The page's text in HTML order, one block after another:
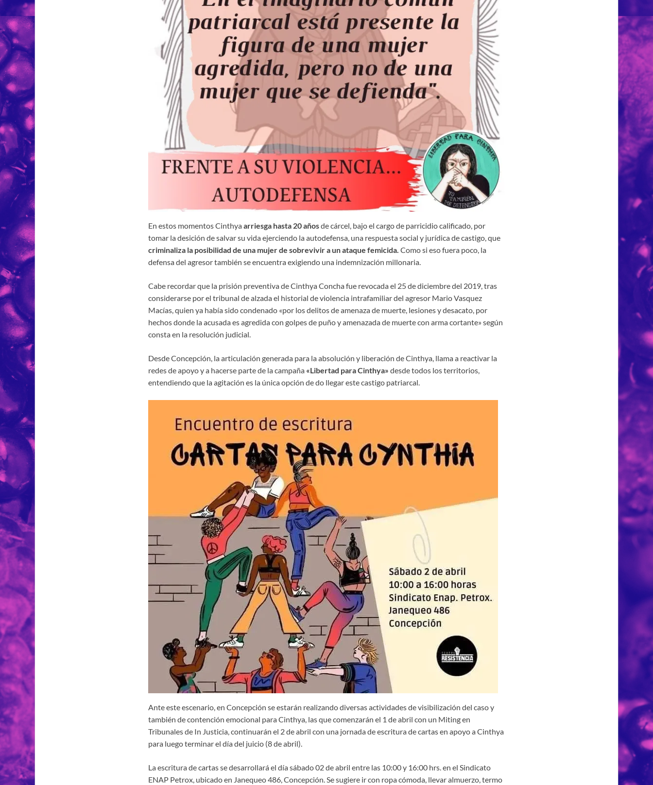
En estos momentos Cinthyaarriesga hasta 20 añosde cárcel, bajo el cargo de parricidio calificado, por
tomar la desición de salvar su vida ejerciendo la autodefensa, una respuesta social y jurídica de castigo, que
criminaliza la posibilidad de una mujer de sobrevivir a un ataque femicida. Como si eso fuera poco, la
defensa del agresor también se encuentra exigiendo una indemnización millonaria.
Cabe recordar que la prisión preventiva de Cinthya Concha fue revocada el 25 de diciembre del 2019, tras
considerarse por el tribunal de alzada el historial de violencia intrafamiliar del agresor Mario Vasquez
Macías, quien ya había sido condenado «por los delitos de amenaza de muerte, lesiones y desacato, por
hechos donde la acusada es agredida con golpes de puño y amenazada de muerte con arma cortante» según
consta en la resolución judicial.
Desde Concepción, la articulación generada para la absolución y liberación de Cinthya, llama a reactivar la
redes de apoyo y a hacerse parte de la campaña «Libertad para Cinthya» desde todos los territorios,
entendiendo que la agitación es la única opción de do llegar este castigo patriarcal.
Ante este escenario, en Concepción se estarán realizando diversas actividades de visibilización del caso y
también de contención emocional para Cinthya, las que comenzarán el 1 de abril con un Miting en
Tribunales de In Justicia, continuarán el 2 de abril con una jornada de escritura de cartas en apoyo a Cinthya
para luego terminar el día del juicio (8 de abril).
La escritura de cartas se desarrollará el día sábado 02 de abril entre las 10:00 y 16:00 hrs. en el Sindicato
ENAP Petrox, ubicado en Janequeo 486, Concepción. Se sugiere ir con ropa cómoda, llevar almuerzo, termo